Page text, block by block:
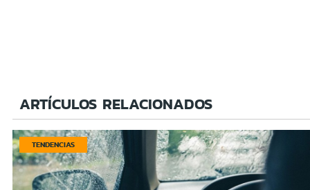
ARTÍCULOS RELACIONADOS
TENDENCIAS